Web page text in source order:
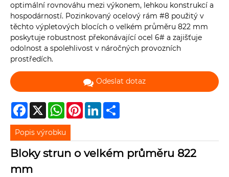
optimální rovnováhu mezi výkonem, lehkou konstrukcí a
hospodárností. Pozinkovaný ocelový rám #8 použitý v
těchto výpletových blocích o velkém průměru 822 mm
poskytuje robustnost překonávající ocel 6# a zajišťuje
odolnost a spolehlivost v náročných provozních
prostředích.
Odeslat dotaz
Facebook
X WhatsAppPinterestLinkedIn
Popis výrobku
Bloky strun o velkém průměru 822
mm